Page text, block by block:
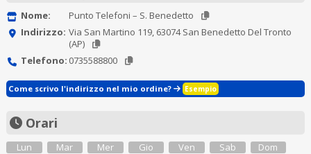
Nome:
Punto Telefoni – S. Benedetto
Indirizzo: Via San Martino 119, 63074 San Benedetto Del Tronto
(AP)
Telefono: 0735588800
Come scrivo l'indirizzo nel mio ordine? Esempio
Orari
Lun
Mar
Mer
Gio
Ven
Sab
Dom